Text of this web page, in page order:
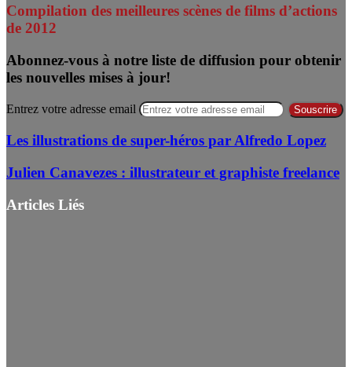
Compilation des meilleures scènes de films d’actions
de 2012
Abonnez-vous à notre liste de diffusion pour obtenir
les nouvelles mises à jour!
Entrez votre adresse email
Les illustrations de super-héros par Alfredo Lopez
Julien Canavezes : illustrateur et graphiste freelance
Articles Liés